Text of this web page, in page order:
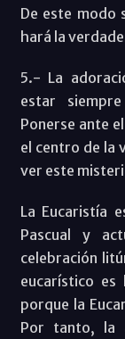
De este modo
hará la
5.- La
estar
Ponerse ante
el centro de la
ver este
La Eucaristía
Pascual y
celebración
eucarístico
porque la
Por tanto, la